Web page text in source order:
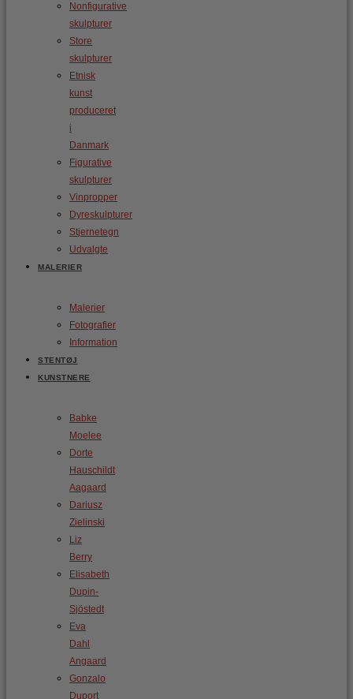
Nonfigurative
skulpturer
Store
skulpturer
Etnisk
kunst
produceret
i
Danmark
Figurative
skulpturer
Vinpropper
Dyreskulpturer
Stjernetegn
Udvalgte
MALERIER
Malerier
Fotografier
Information
STENTØJ
KUNSTNERE
Babke
Moelee
Dorte
Hauschildt
Aagaard
Dariusz
Zielinski
Liz
Berry
Elisabeth
Dupin-
Sjöstedt
Eva
Dahl
Angaard
Gonzalo
Duport